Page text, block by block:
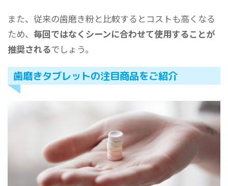
また、従来の歯磨き粉と比較するとコストも高くなる
ため、毎回ではなくシーンに合わせて使用することが
推奨されるでしょう。
歯磨きタブレットの注目商品をご紹介